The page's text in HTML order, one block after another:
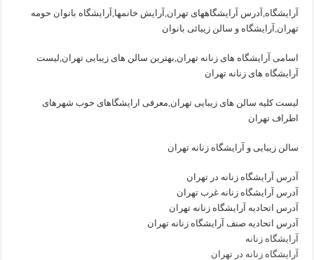
آرایشگاه,آدرس آرایشگاههای تهران,آرایش خانمها,آرایشگاه بانوان حومه
تهران,آرایشگاه و سالن زیبائی بانوان
اسامی آرایشگاه های زنانه تهران,بهترین سالن های زیبایی تهران,لیست
آرایشگاه های زنانه تهران
لیست کلیه سالن های زیبایی تهران,معرفی ارایشگاهای خوب شهرهای
اطراف تهران
سالن زیبایی و آرایشگاه زنانه تهران
آدرس آرایشگاه زنانه در تهران
آدرس آرایشگاه زنانه غرب تهران
آدرس اتحادیه آرایشگاه زنانه تهران
آدرس اتحادیه صنف آرایشگاه زنانه تهران
آرایشگاه زنانه
آرایشگاه زنانه در تهران